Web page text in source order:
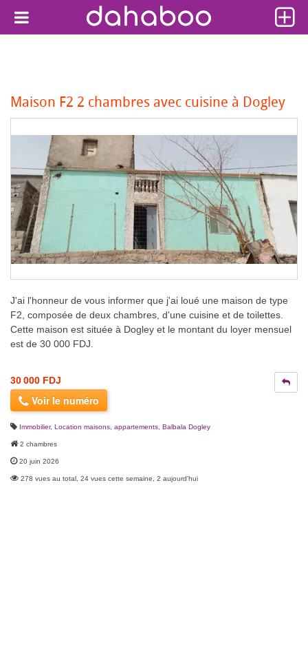
Maison F2 2 chambres avec cuisine à Dogley
J'ai l'honneur de vous informer que j'ai loué une maison de type
F2, composée de deux chambres, d'une cuisine et de toilettes.
Cette maison est située à Dogley et le montant du loyer mensuel
est de 30 000 FDJ.
30 000 FDJ
Voir le numéro
Immobilier, Location maisons, appartements Balbala Dogley
2 chambres
20 juin 2026
278 vues au total, 24 vues cette semaine, 2 aujourd'hui